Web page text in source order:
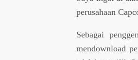
perusahaan
Sebagai
mendownload